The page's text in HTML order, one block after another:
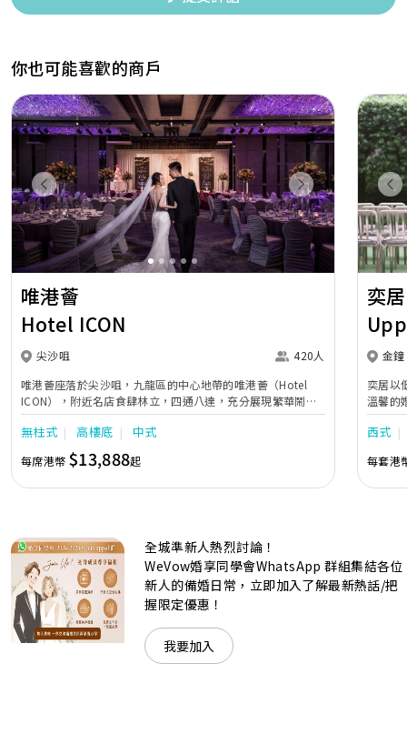
你也可能喜歡的商戶
Previous Next
唯港薈
Hotel ICON
尖沙咀
420人
唯港薈座落於尖沙咀，九龍區的中心地帶的唯港薈（Hotel
ICON），附近名店食肆林立，四通八達，充分展現繁華鬧巿
中的活力個性，成為一眾準新人舉辦婚宴的熱門之選。專業團
隊由策劃統籌至所有婚宴每個細節，唯港薈都力臻完美，保證
讓您留下獨特的醉人回憶。 擁有時尚高樓頂的Silverbox宴會
廳，配置了全套先進的視聽影音及燈光設備配套，並採用極富
現代時尚感的水晶玻璃燈，演繹出與別不同的經典神韻。不論
準新人的個性及預算﹔保證為您打造夢寐以求的特別日子，令
賓客永誌難忘！
無柱式 高樓底 中式
每席港幣 $13,888起
奕居
金鐘
奕居以
溫馨的
團隊會
西式
每套港
全城準新人熱烈討論！
WeVow婚享同學會WhatsApp 群組集結各位
新人的備婚日常，立即加入了解最新熱話/把
握限定優惠！
我要加入